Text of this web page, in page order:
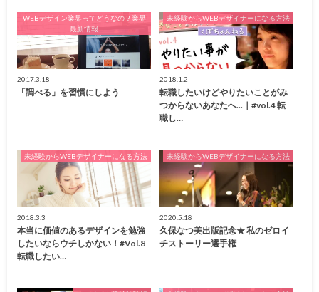
WEBデザイン業界ってどうなの？業界
最新情報
2017.3.18
「調べる」を習慣にしよう
未経験からWEBデザイナーになる方法
2018.1.2
転職したいけどやりたいことがみ
つからないあなたへ...｜#vol.4 転
職し…
未経験からWEBデザイナーになる方法
2018.3.3
本当に価値のあるデザインを勉強
したいならウチしかない！#Vol.8
転職したい…
未経験からWEBデザイナーになる方法
2020.5.18
久保なつ美出版記念★ 私のゼロイ
チストーリー選手権